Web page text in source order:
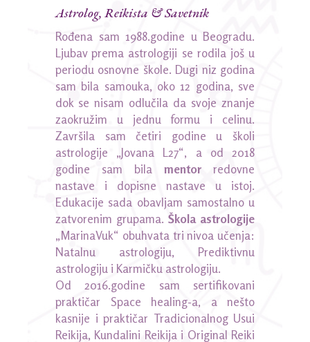
Astrolog, Reikista & Savetnik
Rođena sam 1988.godine u Beogradu.
Ljubav prema astrologiji se rodila još u
periodu osnovne škole. Dugi niz godina
sam bila samouka, oko 12 godina, sve
dok se nisam odlučila da svoje znanje
zaokružim u jednu formu i celinu.
Završila sam četiri godine u školi
astrologije „Jovana L27“, a od 2018
godine sam bila mentor redovne
nastave i dopisne nastave u istoj.
Edukacije sada obavljam samostalno u
zatvorenim grupama. Škola astrologije
„MarinaVuk“ obuhvata tri nivoa učenja:
Natalnu astrologiju, Prediktivnu
astrologiju i Karmičku astrologiju.
Od 2016.godine sam sertifikovani
praktičar Space healing-a, a nešto
kasnije i praktičar Tradicionalnog Usui
Reikija, Kundalini Reikija i Original Reiki